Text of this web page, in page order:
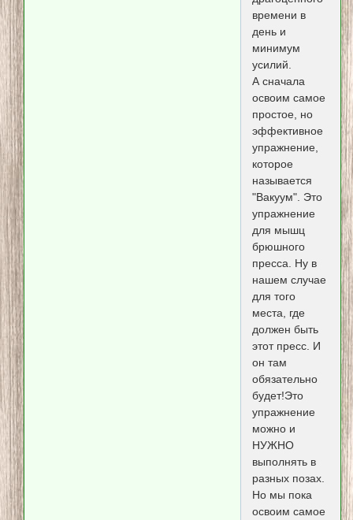
времени в
день и
минимум
усилий.
А сначала
освоим самое
простое, но
эффективное
упражнение,
которое
называется
"Вакуум". Это
упражнение
для мышц
брюшного
пресса. Ну в
нашем случае
для того
места, где
должен быть
этот пресс. И
он там
обязательно
будет!Это
упражнение
можно и
НУЖНО
выполнять в
разных позах.
Но мы пока
освоим самое